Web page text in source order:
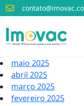
maio 2025
abril 2025
março 2025
fevereiro 2025